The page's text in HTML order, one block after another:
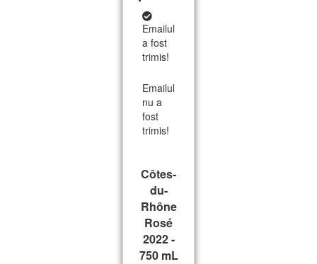
Emailul
a fost
trimis!
Emailul
nu a
fost
trimis!
Côtes-
du-
Rhône
Rosé
2022 -
750 mL